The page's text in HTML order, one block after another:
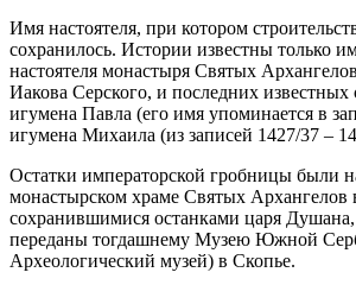
Имя настоятеля, при котором
сохранилось. Истории известны только
настоятеля монастыря Святых
Иакова Серского, и последних
игумена Павла (его имя упоминается в
игумена Михаила (из записей 1427/37 –
Остатки императорской гробницы были
монастырском храме Святых Архангелов
сохранившимися останками царя
переданы тогдашнему Музею Южной
Археологический музей) в Скопье.